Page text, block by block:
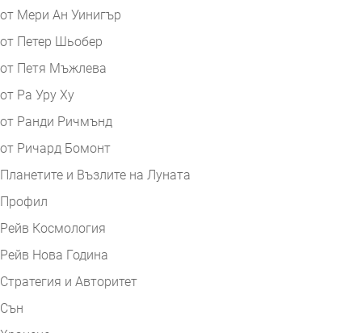
от Мери Ан Уинигър
от Петер Шьобер
от Петя Мъжлева
от Ра Уру Ху
от Ранди Ричмънд
от Ричард Бомонт
Планетите и Възлите на Луната
Профил
Рейв Космология
Рейв Нова Година
Стратегия и Авторитет
Сън